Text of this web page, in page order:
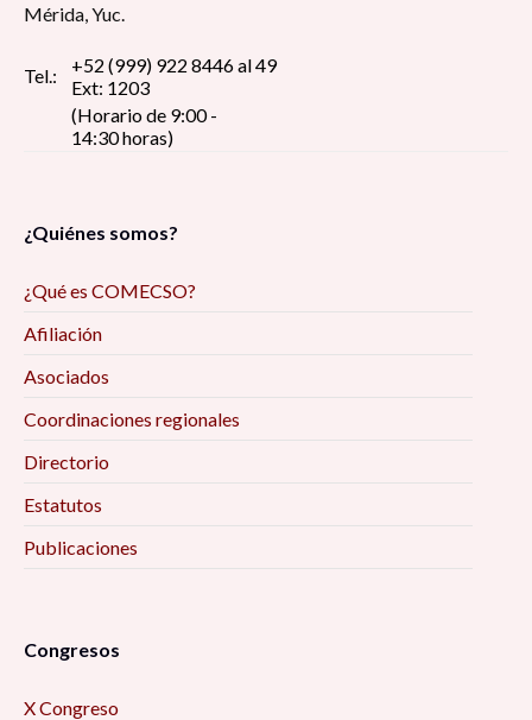
Mérida, Yuc.
Tel.:
+52 (999) 922 8446 al 49
Ext: 1203
(Horario de 9:00 -
14:30 horas)
¿Quiénes somos?
¿Qué es COMECSO?
Afiliación
Asociados
Coordinaciones regionales
Directorio
Estatutos
Publicaciones
Congresos
X Congreso